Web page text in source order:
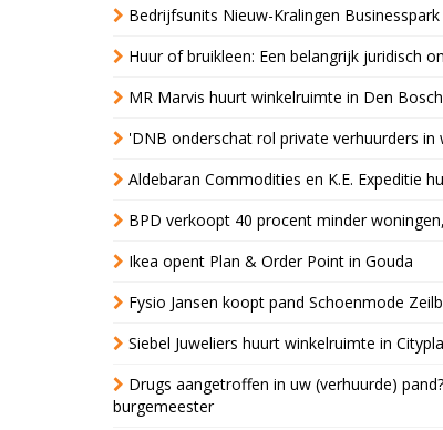
Bedrijfsunits Nieuw-Kralingen
Huur of bruikleen: Een belangrijk juridisch
MR Marvis huurt winkelruimte in Den Bosch
'DNB onderschat rol private verhuurders in
Aldebaran Commodities en K.E. Expeditie
BPD verkoopt 40 procent minder
Ikea opent Plan & Order Point in Gouda
Fysio Jansen koopt pand Schoenmode
Siebel Juweliers huurt winkelruimte in
Drugs aangetroffen in uw (verhuurde)
burgemeester